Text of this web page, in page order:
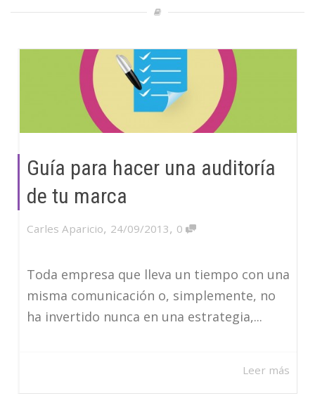
Guía para hacer una auditoría
de tu marca
Carles Aparicio, 24/09/2013, 0
Toda empresa que lleva un tiempo con una
misma comunicación o, simplemente, no
ha invertido nunca en una estrategia,...
Leer más